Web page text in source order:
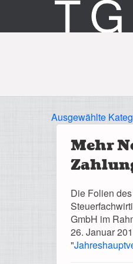
Ausgewählte
Mehr
Die Folien
GmbH im
26. Januar
"